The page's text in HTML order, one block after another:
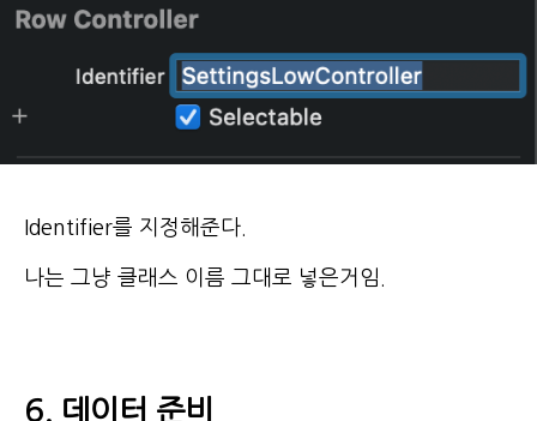
Identifier를 지정해준다.
나는 그냥 클래스 이름 그대로 넣은거임.
6. 데이터 준비